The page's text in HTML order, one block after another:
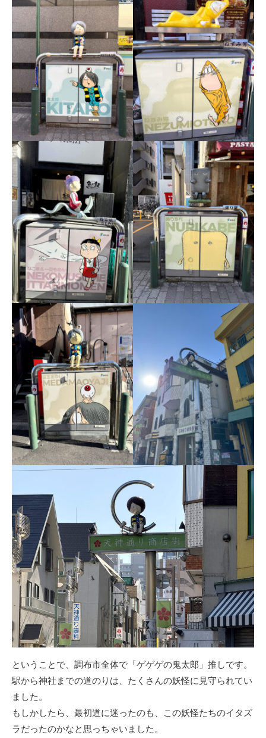
ということで、調布市全体で「ゲゲゲの鬼太郎」推しです。
駅から神社までの道のりは、たくさんの妖怪に見守られてい
ました。
もしかしたら、最初道に迷ったのも、この妖怪たちのイタズ
ラだったのかなと思っちゃいました。